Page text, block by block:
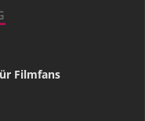
Filmfans